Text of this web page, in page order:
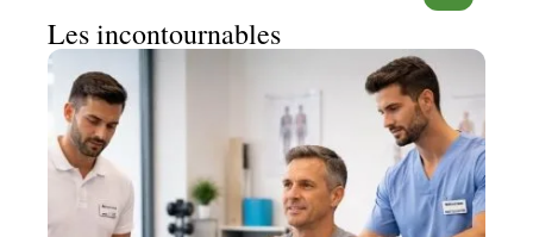
Les incontournables